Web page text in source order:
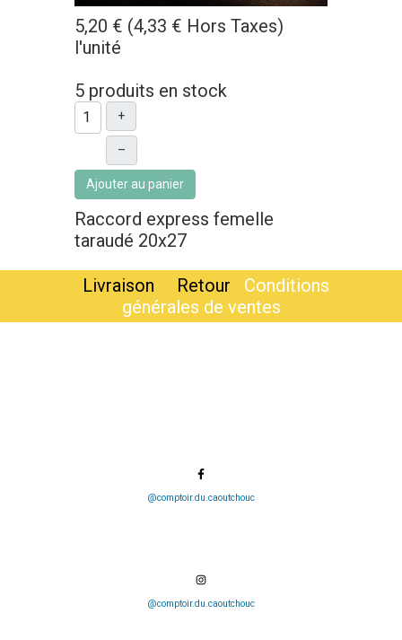
5,20 € (4,33 € Hors Taxes)
l'unité
5 produits en stock
+
–
Ajouter au panier
Raccord express femelle
taraudé 20x27
Livraison Retour
Conditions
générales de ventes
@comptoir.du.caoutchouc
@comptoir.du.caoutchouc